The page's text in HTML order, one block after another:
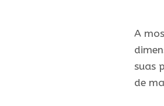
A
suas
de